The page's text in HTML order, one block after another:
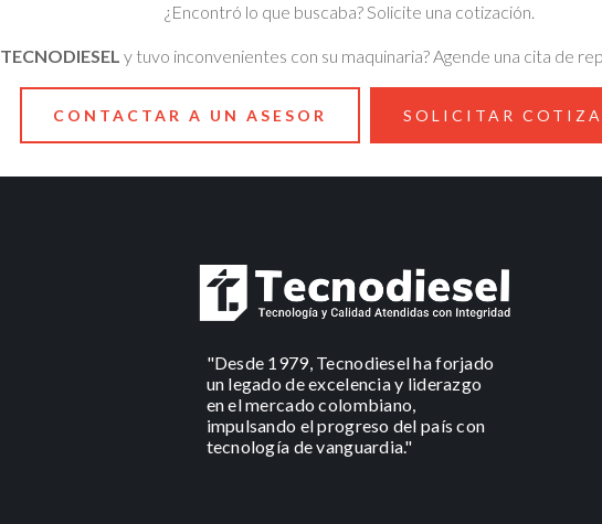
¿Encontró lo que buscaba? Solicite una cotización.
TECNODIESEL y tuvo inconvenientes con su maquinaria? Agende una cita de
CONTACTAR A UN ASESOR SOLICITAR
"Desde 1979, Tecnodiesel ha forjado
un legado de excelencia y liderazgo
en el mercado colombiano,
impulsando el progreso del país con
tecnología de vanguardia."